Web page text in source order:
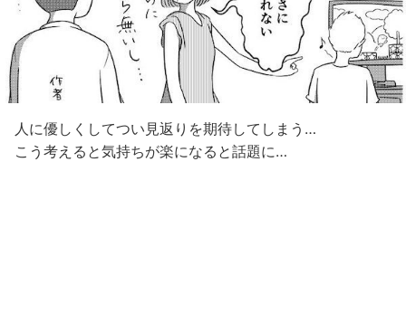
人に優しくしてつい見返りを期待してしまう…
こう考えると気持ちが楽になると話題に…